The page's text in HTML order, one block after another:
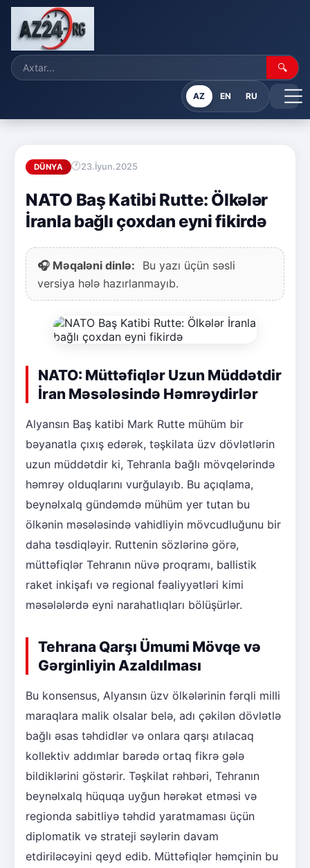
🔍
AZ EN RU
DÜNYA 23.İyun.2025
NATO Baş Katibi Rutte: Ölkələr
İranla bağlı çoxdan eyni fikirdə
🎧 Məqaləni dinlə:
Bu yazı üçün səsli
versiya hələ hazırlanmayıb.
NATO: Müttəfiqlər Uzun Müddətdir
İran Məsələsində Həmrəydirlər
Alyansın Baş katibi Mark Rutte mühüm bir
bəyanatla çıxış edərək, təşkilata üzv dövlətlərin
uzun müddətdir ki, Tehranla bağlı mövqelərində
həmrəy olduqlarını vurğulayıb. Bu açıqlama,
beynəlxalq gündəmdə mühüm yer tutan bu
ölkənin məsələsində vahidliyin mövcudluğunu bir
daha təsdiqləyir. Ruttenin sözlərinə görə,
müttəfiqlər Tehranın nüvə proqramı, ballistik
raket inkişafı və regional fəaliyyətləri kimi
məsələlərdə eyni narahatlıqları bölüşürlər.
Tehrana Qarşı Ümumi Mövqe və
Gərginliyin Azaldılması
Bu konsensus, Alyansın üzv ölkələrinin fərqli milli
maraqlara malik olsalar belə, adı çəkilən dövlətlə
bağlı əsas təhdidlər və onlara qarşı atılacaq
kollektiv addımlar barədə ortaq fikrə gələ
bildiklərini göstərir. Təşkilat rəhbəri, Tehranın
beynəlxalq hüquqa uyğun hərəkət etməsi və
regionda sabitliyə təhdid yaratmaması üçün
diplomatik və strateji səylərin davam
etdiriləcəyini qeyd edib. Müttəfiqlər həmçinin bu